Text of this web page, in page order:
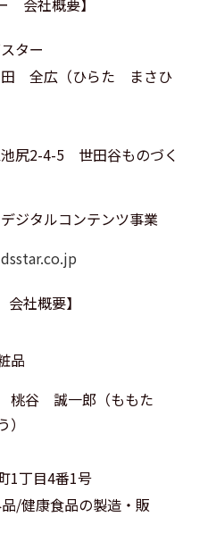
会社概要】
ター
全広（ひらた まさひ
尻2-4-5 世田谷ものづく
ジタルコンテンツ事業
社概要】
品
桃谷 誠一郎（ももた
1丁目4番1号
/健康食品の製造・販